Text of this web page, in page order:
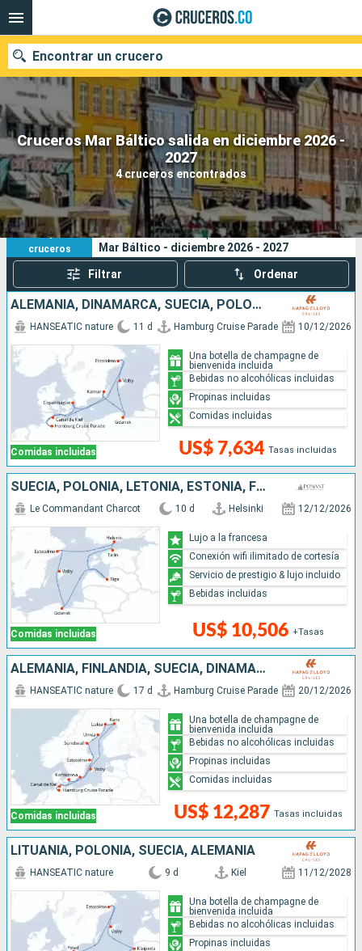
Cruceros Mar Báltico salida en diciembre 2026 -
2027
4 cruceros encontrados
Encontrar un crucero
Fecha de salida
Buscar
4
cruceros
Sus criterios de búsqueda:
Mar Báltico - diciembre 2026 - 2027
Filtrar Ordenar
ALEMANIA, DINAMARCA, SUECIA, POLONIA
Comidas incluidas
HANSEATIC nature 11 d Hamburg Cruise Parade 10/12/2026
US$ 7,634 Tasas incluidas
Una botella de champagne de
bienvenida incluida
Bebidas no alcohólicas incluidas
Propinas incluidas
Comidas incluidas
SUECIA, POLONIA, LETONIA, ESTONIA, FINLANDIA
Comidas incluidas
Le Commandant Charcot 10 d Helsinki 12/12/2026
US$ 10,506 +Tasas
Lujo a la francesa
Conexión wifi ilimitado de cortesía
Servicio de prestigio & lujo incluido
Bebidas incluidas
ALEMANIA, FINLANDIA, SUECIA, DINAMARCA
Comidas incluidas
HANSEATIC nature 17 d Hamburg Cruise Parade 20/12/2026
US$ 12,287 Tasas incluidas
Una botella de champagne de
bienvenida incluida
Bebidas no alcohólicas incluidas
Propinas incluidas
Comidas incluidas
LITUANIA, POLONIA, SUECIA, ALEMANIA
HANSEATIC nature 9 d Kiel 11/12/2028
Una botella de champagne de
bienvenida incluida
Bebidas no alcohólicas incluidas
Propinas incluidas